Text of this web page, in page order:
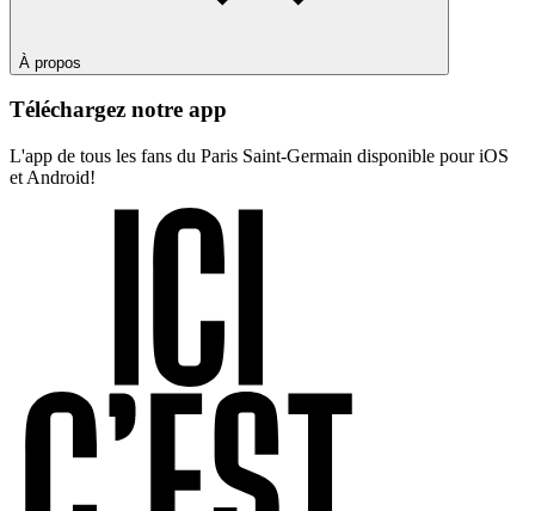
À propos
Téléchargez notre app
L'app de tous les fans du Paris Saint-Germain disponible pour iOS
et Android!